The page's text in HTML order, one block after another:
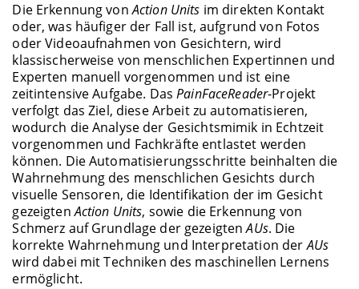
Die Erkennung vonAction Units im direkten Kontakt
oder, was häufiger der Fall ist, aufgrund von Fotos
oder Videoaufnahmen von Gesichtern, wird
klassischerweise von menschlichen Expertinnen und
Experten manuell vorgenommen und ist eine
zeitintensive Aufgabe. DasPainFaceReader-Projekt
verfolgt das Ziel, diese Arbeit zu automatisieren,
wodurch die Analyse der Gesichtsmimik in Echtzeit
vorgenommen und Fachkräfte entlastet werden
können. Die Automatisierungsschritte beinhalten die
Wahrnehmung des menschlichen Gesichts durch
visuelle Sensoren, die Identifikation der im Gesicht
gezeigtenAction Units, sowie die Erkennung von
Schmerz auf Grundlage der gezeigtenAUs. Die
korrekte Wahrnehmung und Interpretation derAUs
wird dabei mit Techniken des maschinellen Lernens
ermöglicht.